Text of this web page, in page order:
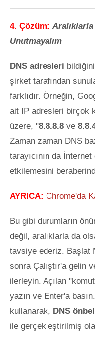
4. Çözüm: Aralıklarla
Unutmayalım
DNS adresleri
şirket tarafından
farklıdır. Örneğin,
ait IP adresleri birçok
üzere, "8.8.8.8 ve
Zaman zaman DNS
tarayıcının da
etkilemesini
AYRICA: Chrome'da
Bu gibi durumların
değil, aralıklarla da
tavsiye ederiz. Başlat
sonra Çalıştır'a gelin
ilerleyin. Açılan
yazın ve Enter'a
kullanarak, DNS
ile gerçekleştirilmiş